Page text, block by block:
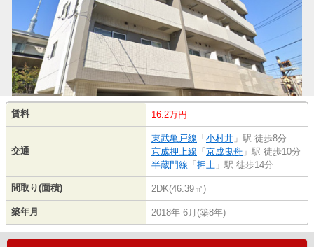
賃料 16.2万円
交通
東武亀戸線 「 小村井 」駅 徒歩8分
京成押上線 「 京成曳舟 」駅 徒歩10分
半蔵門線 「 押上 」駅 徒歩14分
間取り(面積) 2DK(46.39㎡)
築年月 2018年 6月(築8年)